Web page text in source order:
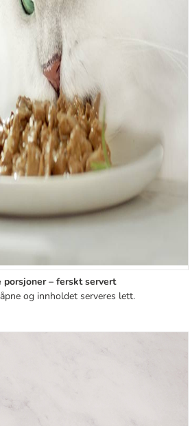
– ferskt servert
og innholdet serveres lett.